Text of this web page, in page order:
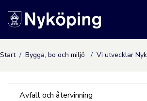
Nyköpings
Start Bygga, bo och miljö Vi utvecklar
Avfall och återvinning